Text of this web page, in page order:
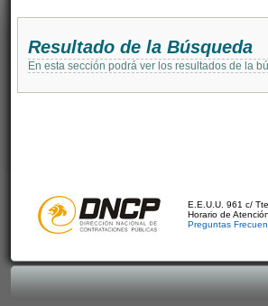
Resultado de la Búsqueda
En esta sección podrá ver los resultados de la
E.E.U.U. 961 c/
Horario de
Preguntas